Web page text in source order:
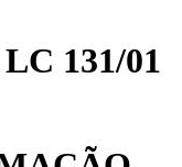
131/01